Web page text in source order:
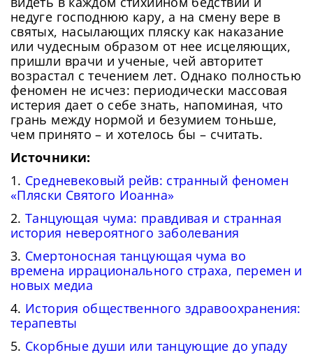
недуге господнюю кару, а на смену вере в
святых, насылающих пляску как наказание
или чудесным образом от нее исцеляющих,
пришли врачи и ученые, чей авторитет
возрастал с течением лет. Однако полностью
феномен не исчез: периодически массовая
истерия дает о себе знать, напоминая, что
грань между нормой и безумием тоньше,
чем принято – и хотелось бы – считать.
Источники:
1. Средневековый рейв: странный феномен
«Пляски Святого Иоанна»
2.Танцующая чума: правдивая и странная
история невероятного заболевания
3. Смертоносная танцующая чума во
времена иррационального страха, перемен и
новых медиа
4. История общественного здравоохранения:
терапевты
5. Скорбные души или танцующие до упаду